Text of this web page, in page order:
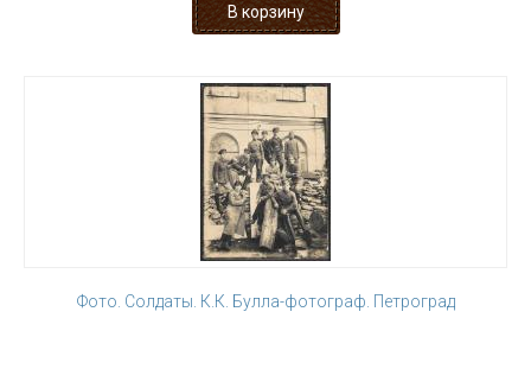
Фото. Солдаты. К.К. Булла-фотограф. Петроград